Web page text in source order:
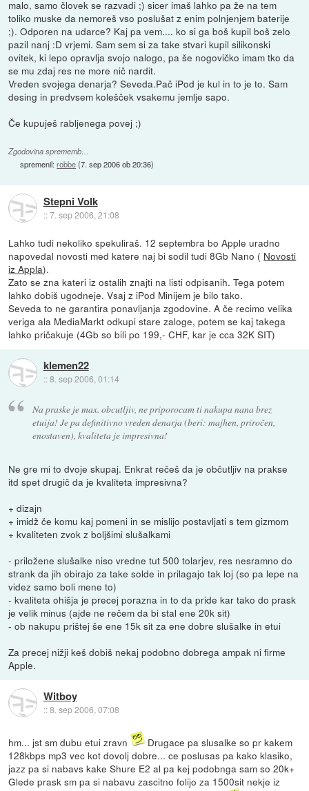
malo, samo človek se razvadi ;) sicer imaš lahko pa že na tem
toliko muske da nemoreš vso poslušat z enim polnjenjem baterije
;). Odporen na udarce? Kaj pa vem.... ko si ga boš kupil boš zelo
pazil nanj :D vrjemi. Sam sem si za take stvari kupil silikonski
ovitek, ki lepo opravlja svojo nalogo, pa še nogovičko imam tko da
se mu zdaj res ne more nič nardit.
Vreden svojega denarja? Seveda.Pač iPod je kul in to je to. Sam
desing in predvsem kolešček vsakemu jemlje sapo.
Če kupuješ rabljenega povej ;)
Zgodovina sprememb…
spremenil:robbe(7. sep 2006 ob 20:36)
Stepni Volk
::7. sep 2006, 21:08
Lahko tudi nekoliko spekuliraš. 12 septembra bo Apple uradno
napovedal novosti med katere naj bi sodil tudi 8Gb Nano ( Novosti
iz Appla).
Zato se zna kateri iz ostalih znajti na listi odpisanih. Tega potem
lahko dobiš ugodneje. Vsaj z iPod Minijem je bilo tako.
Seveda to ne garantira ponavljanja zgodovine. A če recimo velika
veriga ala MediaMarkt odkupi stare zaloge, potem se kaj takega
lahko pričakuje (4Gb so bili po 199,- CHF, kar je cca 32K SIT)
klemen22
::8. sep 2006, 01:14
Na praske je max. obcutljiv, ne priporocam ti nakupa nana brez
etuija! Je pa definitivno vreden denarja (beri: majhen, priročen,
enostaven), kvaliteta je impresivna!
Ne gre mi to dvoje skupaj. Enkrat rečeš da je občutljiv na prakse
itd spet drugič da je kvaliteta impresivna?
+ dizajn
+ imidž če komu kaj pomeni in se mislijo postavljati s tem gizmom
+ kvaliteten zvok z boljšimi slušalkami
- priložene slušalke niso vredne tut 500 tolarjev, res nesramno do
strank da jih obirajo za take solde in prilagajo tak loj (so pa lepe na
videz samo boli mene to)
- kvaliteta ohišja je precej porazna in to da pride kar tako do prask
je velik minus (ajde ne rečem da bi stal ene 20k sit)
- ob nakupu prištej še ene 15k sit za ene dobre slušalke in etui
Za precej nižji keš dobiš nekaj podobno dobrega ampak ni firme
Apple.
Witboy
::8. sep 2006, 07:08
hm... jst sm dubu etui zravn
Drugace pa slusalke so pr kakem
128kbps mp3 vec kot dovolj dobre... ce poslusas pa kako klasiko,
jazz pa si nabavs kake Shure E2 al pa kej podobnga sam so 20k+
Glede prask sm pa si nabavu zascitno folijo za 1500sit nekje iz